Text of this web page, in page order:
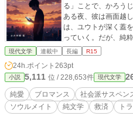
る」ことで、かろう
ある夜、彼は画面越
は、ユウトが深く蓋
っていく。だが、純
な断崖だった――。
二部（第5章～）】
行する。 ユウトとは
てきた者。交わるは
せられるように接近していく。 愛の「美
そこに潜む生々しい
現代文学 連載中 長編 R15
24h.ポイント 263pt
小説 5,111 位 / 228,653件 現代文学
純愛 ブロマンス 社会派サスペン
ソウルメイト
純文学 救済 ト